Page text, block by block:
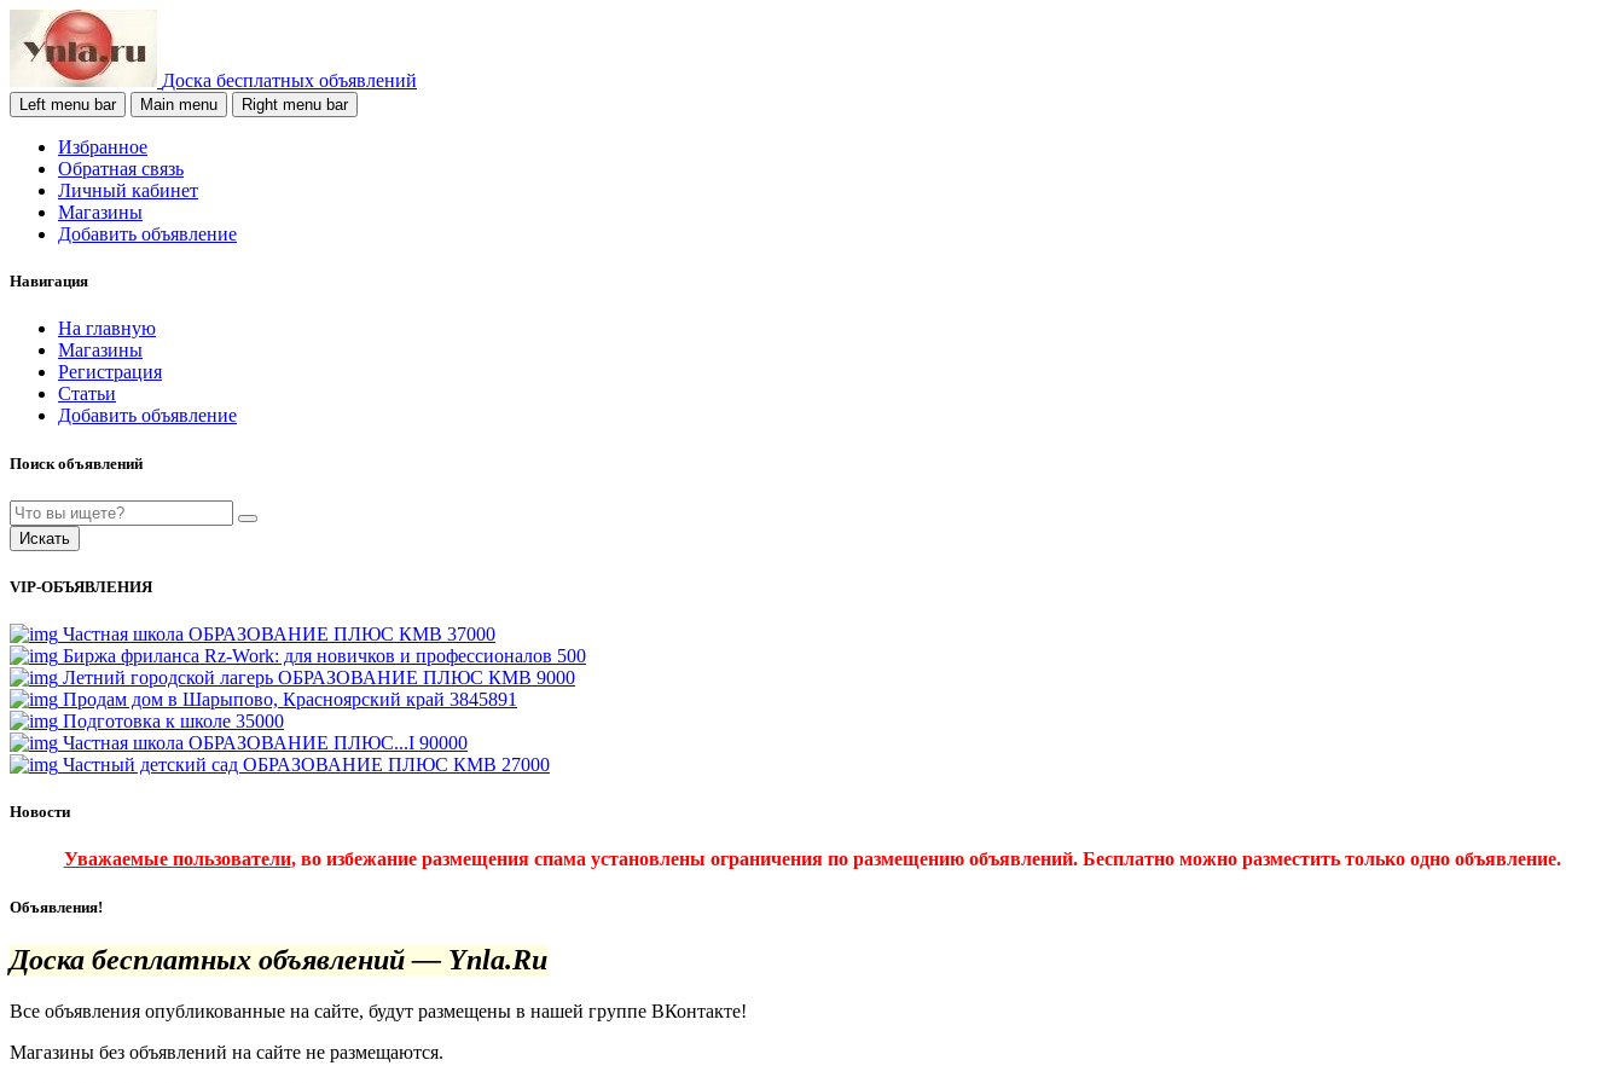
Доска бесплатных объявлений
Left menu bar Main menu Right menu bar
Избранное
Обратная связь
Личный кабинет
Магазины
Добавить объявление
Навигация
На главную
Магазины
Регистрация
Статьи
Добавить объявление
Поиск объявлений
Искать
VIP-ОБЪЯВЛЕНИЯ
Частная школа ОБРАЗОВАНИЕ ПЛЮС КМВ 37000
Биржа фриланса Rz-Work: для новичков и профессионалов 500
Летний городской лагерь ОБРАЗОВАНИЕ ПЛЮС КМВ 9000
Продам дом в Шарыпово, Красноярский край 3845891
Подготовка к школе 35000
Частная школа ОБРАЗОВАНИЕ ПЛЮС...I 90000
Частный детский сад ОБРАЗОВАНИЕ ПЛЮС КМВ 27000
Новости
Уважаемые пользователи, во избежание размещения спама установлены ограничения по размещению объявлений. Бесплатно можно разместить только одно объявление.
Объявления!
Доска бесплатных объявлений — Ynla.Ru
Все объявления опубликованные на сайте, будут размещены в нашей группе ВКонтакте!
Магазины без объявлений на сайте не размещаются.